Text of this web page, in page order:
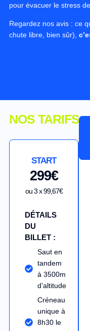
pour évacuer le stress
Regardez nos avis : ce
chute libre, bien sûr),
NOS TARIFS
START
299€
ou 3 x 99,67€
DÉTAILS
DU
BILLET :
Saut en
tandem
à 3500m
d’altitude
Créneau
unique à
8h30 le